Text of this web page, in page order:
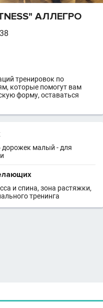
АЛЛЕГРО
тренировок по
которые помогут вам
форму, оставаться
дорожек малый - для
и спина, зона растяжки,
тренинга